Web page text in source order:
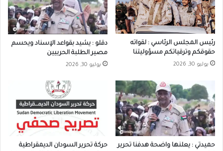
رئيس المجلس الرئاسي : لقواته
حقوقكم وترقياتكم مسؤوليتنا
يوليو 30, 2026
دقلو : يشيد بقواعد الإسناد ويحسم
مصير الطلبة الحربيين
يوليو 30, 2026
حميدتي : يعلنها واضحة هدفنا تحرير
حركة تحرير السودان الديمقراطية